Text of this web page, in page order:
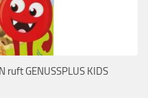
ruft GENUSSPLUS KIDS